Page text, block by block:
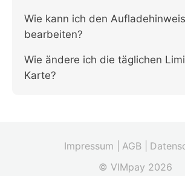
Wie kann ich den Aufladehinweis
bearbeiten?
Wie ändere ich die täglichen
Karte?
Impressum | AGB |
© VIMpay 2026